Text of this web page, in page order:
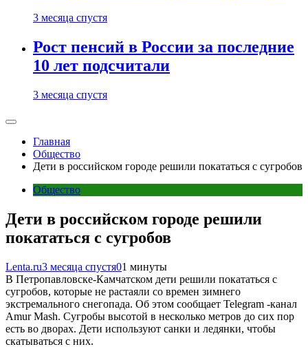
3 месяца спустя
Рост пенсий в России за последние
10 лет подсчитали
3 месяца спустя
Главная
Общество
Дети в российском городе решили покататься с сугробов
Общество
Дети в российском городе решили
покататься с сугробов
Lenta.ru3 месяца спустя01 минуты
В Петропавловске-Камчатском дети решили покататься с
сугробов, которые не растаяли со времен зимнего
экстремального снегопада. Об этом сообщает Telegram -канал
Amur Mash. Сугробы высотой в несколько метров до сих пор
есть во дворах. Дети используют санки и ледянки, чтобы
скатываться с них.